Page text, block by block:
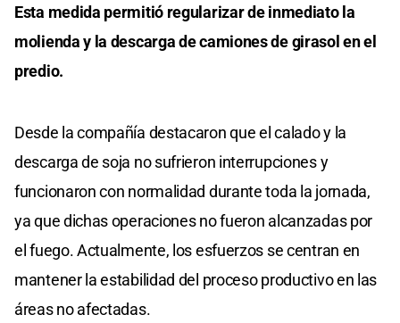
Esta medida permitió regularizar de inmediato la
molienda y la descarga de camiones de girasol en el
predio.
Desde la compañía destacaron que el calado y la
descarga de soja no sufrieron interrupciones y
funcionaron con normalidad durante toda la jornada,
ya que dichas operaciones no fueron alcanzadas por
el fuego. Actualmente, los esfuerzos se centran en
mantener la estabilidad del proceso productivo en las
áreas no afectadas.